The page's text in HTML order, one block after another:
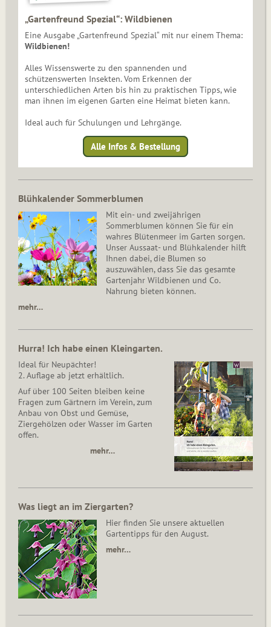
„Gartenfreund Spezial“: Wildbienen
Eine Ausgabe „Gartenfreund Spezial“ mit nur einem Thema:
Wildbienen!
Alles Wissenswerte zu den spannenden und
schützenswerten Insekten. Vom Erkennen der
unterschiedlichen Arten bis hin zu praktischen Tipps, wie
man ihnen im eigenen Garten eine Heimat bieten kann.
Ideal auch für Schulungen und Lehrgänge.
Alle Infos & Bestellung
Blühkalender Sommerblumen
Mit ein- und zweijährigen
Sommerblumen können Sie für ein
wahres Blütenmeer im Garten sorgen.
Unser Aussaat- und Blühkalender hilft
Ihnen dabei, die Blumen so
auszuwählen, dass Sie das gesamte
Gartenjahr Wildbienen und Co.
Nahrung bieten können.
mehr…
Hurra! Ich habe einen Kleingarten.
Ideal für Neupächter!
2. Auflage ab jetzt erhältlich.
Auf über 100 Seiten bleiben keine
Fragen zum Gärtnern im Verein, zum
Anbau von Obst und Gemüse,
Ziergehölzen oder Wasser im Garten
offen.
mehr…
Was liegt an im Ziergarten?
Hier finden Sie unsere aktuellen
Gartentipps für den August.
mehr…